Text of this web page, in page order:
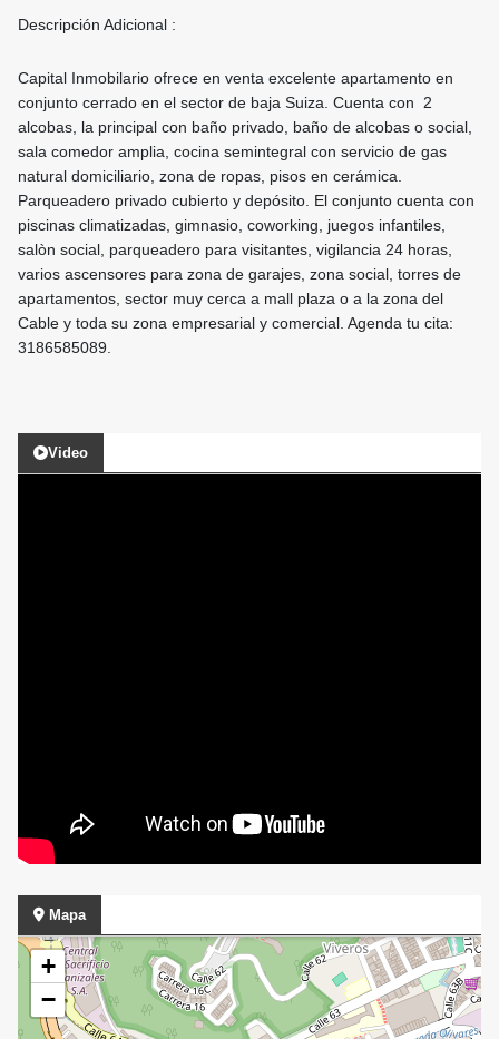
Descripción Adicional :
Capital Inmobilario ofrece en venta excelente apartamento en
conjunto cerrado en el sector de baja Suiza. Cuenta con 2
alcobas, la principal con baño privado, baño de alcobas o social,
sala comedor amplia, cocina semintegral con servicio de gas
natural domiciliario, zona de ropas, pisos en cerámica.
Parqueadero privado cubierto y depósito. El conjunto cuenta con
piscinas climatizadas, gimnasio, coworking, juegos infantiles,
salòn social, parqueadero para visitantes, vigilancia 24 horas,
varios ascensores para zona de garajes, zona social, torres de
apartamentos, sector muy cerca a mall plaza o a la zona del
Cable y toda su zona empresarial y comercial. Agenda tu cita:
3186585089.
Video
Mapa
+
−